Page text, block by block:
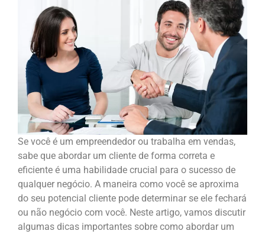
Se você é um empreendedor ou trabalha em vendas,
sabe que abordar um cliente de forma correta e
eficiente é uma habilidade crucial para o sucesso de
qualquer negócio. A maneira como você se aproxima
do seu potencial cliente pode determinar se ele fechará
ou não negócio com você. Neste artigo, vamos discutir
algumas dicas importantes sobre como abordar um